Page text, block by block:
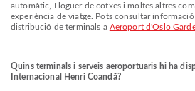
automàtic, Lloguer de cotxes i moltes altres
experiència de viatge. Pots consultar
distribució de terminals a Aeroport d'Oslo
Quins terminals i serveis aeroportuaris hi ha
Internacional Henri Coandă?